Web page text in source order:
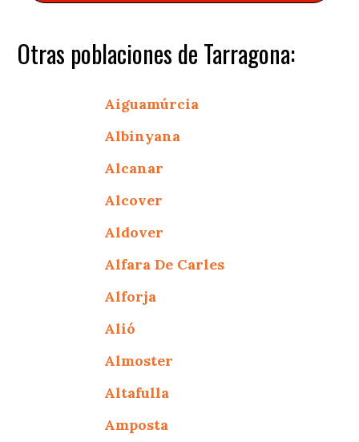
Otras poblaciones de Tarragona:
Aiguamúrcia
Albinyana
Alcanar
Alcover
Aldover
Alfara De Carles
Alforja
Alió
Almoster
Altafulla
Amposta